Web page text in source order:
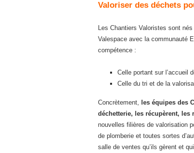
Valoriser des déchets
Les Chantiers Valoristes sont
Valespace avec la communauté
compétence :
Celle portant sur l’accueil
Celle du tri et de la
Concrètement, les équipes des
déchetterie, les récupèrent, les
nouvelles filières de valorisation
de plomberie et toutes sortes
salle de ventes qu’ils gèrent et